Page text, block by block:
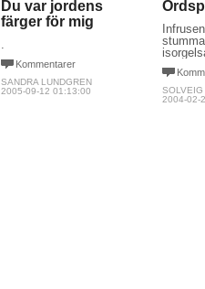
Du var jordens
färger för mig
.
Kommentarer
SANDRA LUNDGREN
2005-09-12 01:13:00
2004-02-